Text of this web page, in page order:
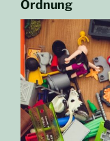
Ordnung